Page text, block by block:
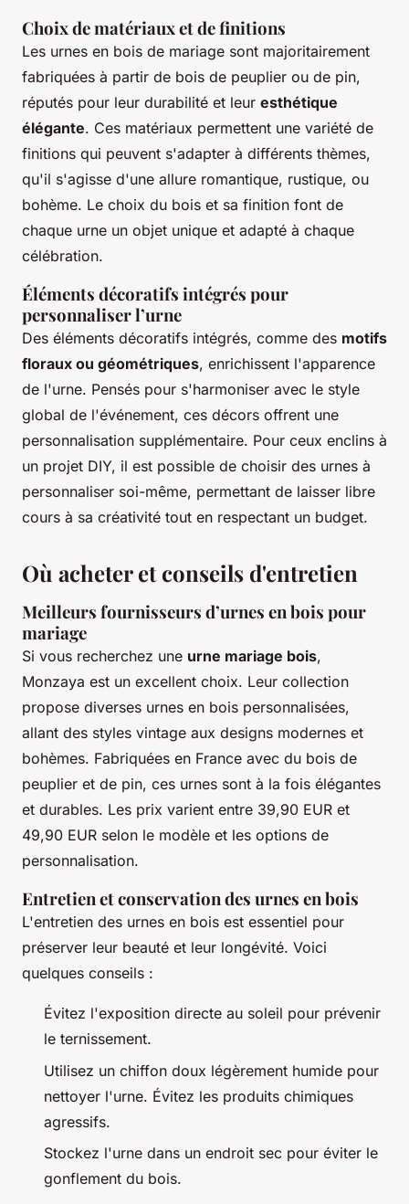
Choix de matériaux et de finitions
Les urnes en bois de mariage sont majoritairement
fabriquées à partir de bois de peuplier ou de pin,
réputés pour leur durabilité et leur esthétique
élégante. Ces matériaux permettent une variété de
finitions qui peuvent s'adapter à différents thèmes,
qu'il s'agisse d'une allure romantique, rustique, ou
bohème. Le choix du bois et sa finition font de
chaque urne un objet unique et adapté à chaque
célébration.
Éléments décoratifs intégrés pour
personnaliser l’urne
Des éléments décoratifs intégrés, comme des motifs
floraux ou géométriques, enrichissent l'apparence
de l'urne. Pensés pour s'harmoniser avec le style
global de l'événement, ces décors offrent une
personnalisation supplémentaire. Pour ceux enclins à
un projet DIY, il est possible de choisir des urnes à
personnaliser soi-même, permettant de laisser libre
cours à sa créativité tout en respectant un budget.
Où acheter et conseils d'entretien
Meilleurs fournisseurs d’urnes en bois pour
mariage
Si vous recherchez une urne mariage bois,
Monzaya est un excellent choix. Leur collection
propose diverses urnes en bois personnalisées,
allant des styles vintage aux designs modernes et
bohèmes. Fabriquées en France avec du bois de
peuplier et de pin, ces urnes sont à la fois élégantes
et durables. Les prix varient entre 39,90 EUR et
49,90 EUR selon le modèle et les options de
personnalisation.
Entretien et conservation des urnes en bois
L'entretien des urnes en bois est essentiel pour
préserver leur beauté et leur longévité. Voici
quelques conseils :
Évitez l'exposition directe au soleil pour prévenir
le ternissement.
Utilisez un chiffon doux légèrement humide pour
nettoyer l'urne. Évitez les produits chimiques
agressifs.
Stockez l'urne dans un endroit sec pour éviter le
gonflement du bois.